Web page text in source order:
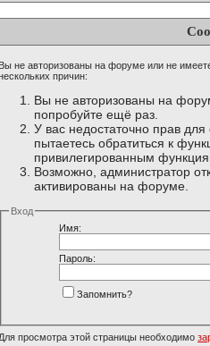
Вы не авторизованы на форуме или не
причин:
Вы не авторизованы на
попробуйте ещё раз.
У вас недостаточно прав
пытаетесь обратиться к
привилегированным
Возможно, администратор
активированы на форуме.
Вход
Имя:
Пароль:
Запомнить?
Для просмотра этой страницы необходимо